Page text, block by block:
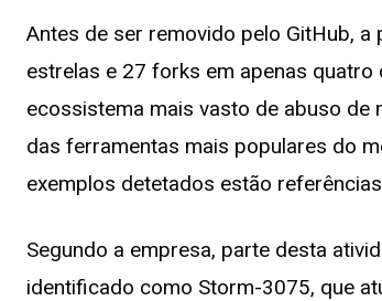
Antes de ser removido pelo GitHub,
estrelas e 27 forks em apenas
ecossistema mais vasto de abuso de
das ferramentas mais populares do
exemplos detetados estão
Segundo a empresa, parte desta
identificado como Storm-3075, que